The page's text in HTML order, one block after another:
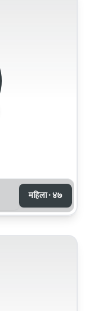
महिला · ४७